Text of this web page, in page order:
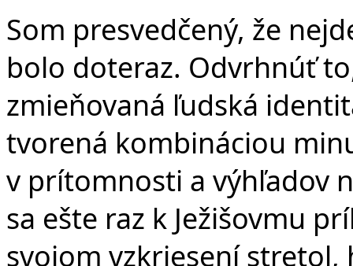
Som presvedčený, že
bolo doteraz. Odvrhnúť
zmieňovaná ľudská
tvorená kombináciou
v prítomnosti a výhľadov
sa ešte raz k Ježišovmu
svojom vzkriesení